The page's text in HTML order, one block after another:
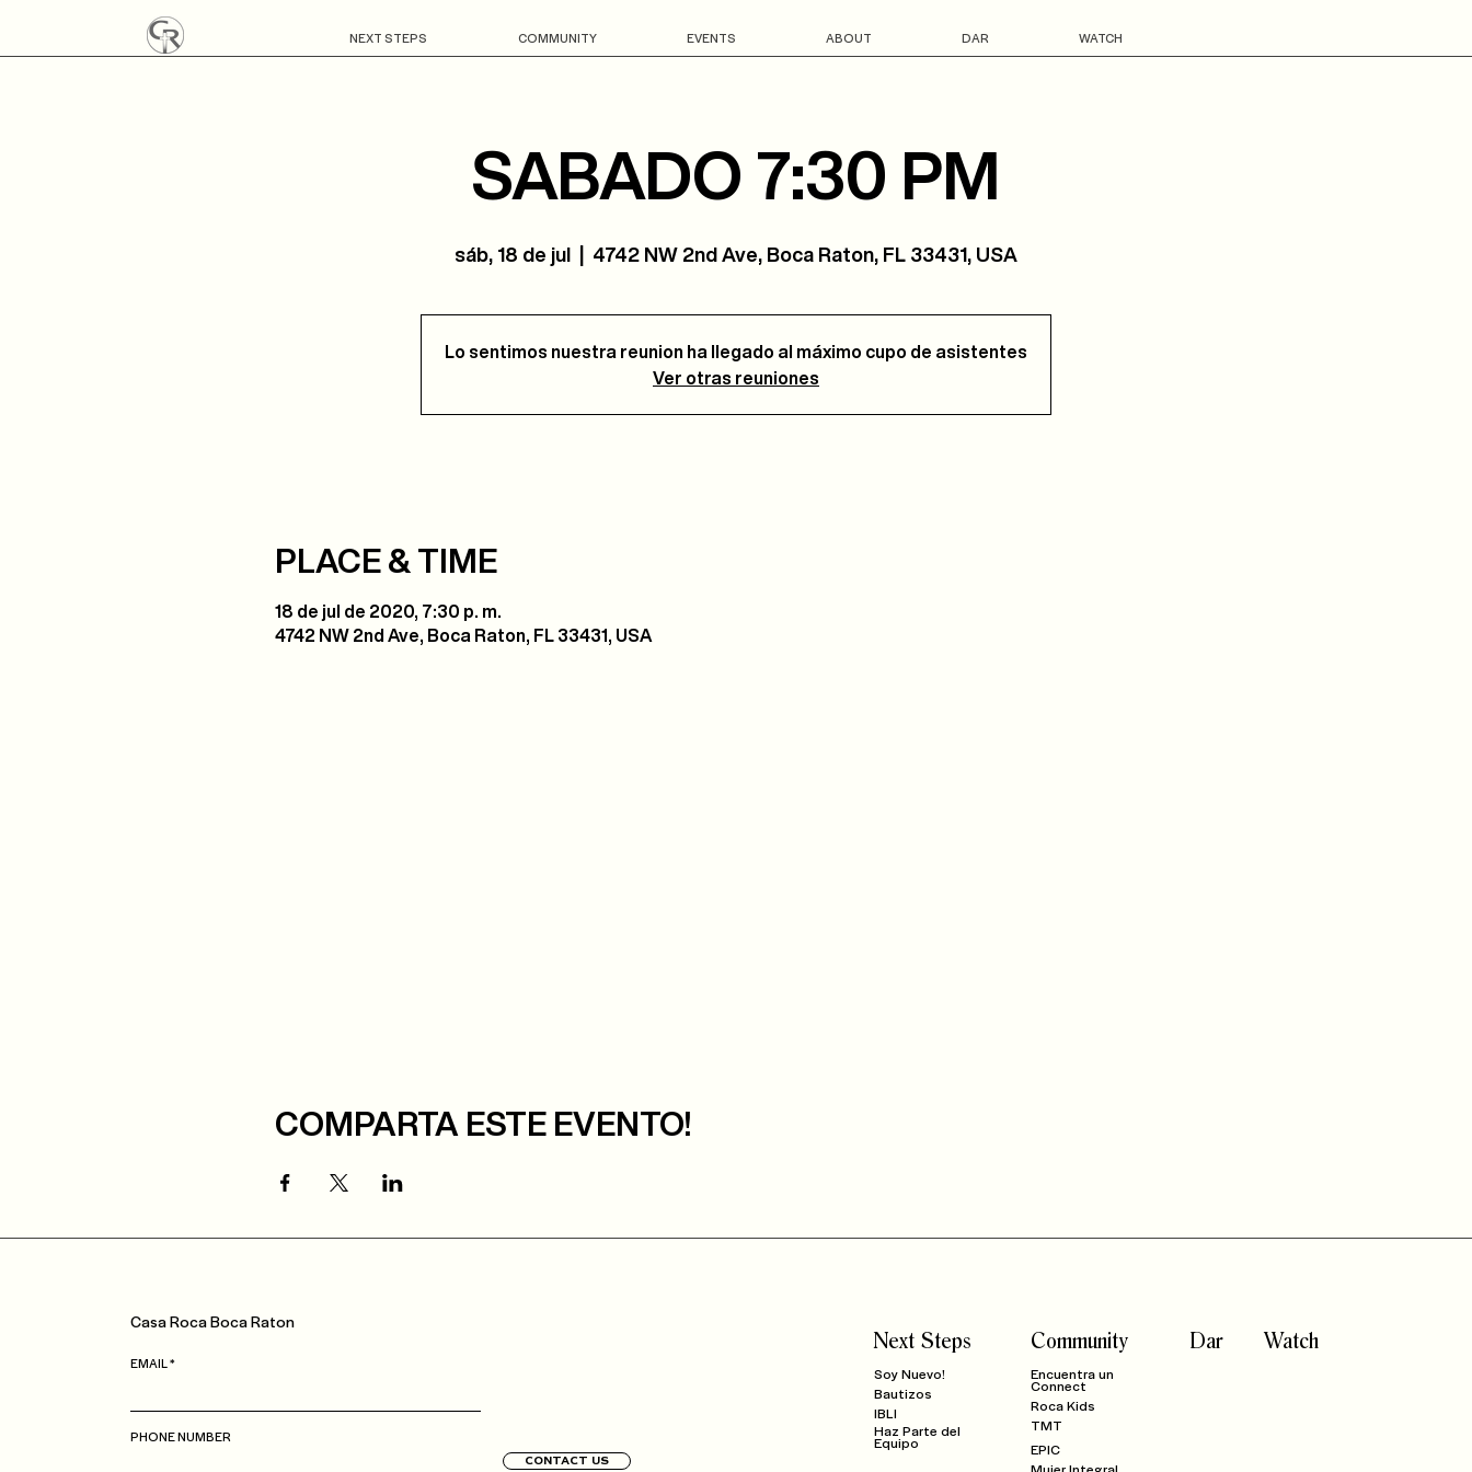
NEXT STEPS COMMUNITY EVENTS ABOUT DAR WATCH
SABADO 7:30 PM
sáb, 18 de jul
  |
4742 NW 2nd Ave, Boca Raton, FL 33431, USA
Lo sentimos nuestra reunion ha llegado al máximo cupo de asistentes
Ver otras reuniones
PLACE & TIME
18 de jul de 2020, 7:30 p. m.
4742 NW 2nd Ave, Boca Raton, FL 33431, USA
COMPARTA ESTE EVENTO!
CasaRocaBoca Raton
EMAIL
PHONE NUMBER
CONTACT US
Next Steps
Soy Nuevo!
Bautizos
IBLI
Haz Parte del
Equipo
Community Dar Watch
Encuentra un
Connect
Roca Kids
TMT
EPIC